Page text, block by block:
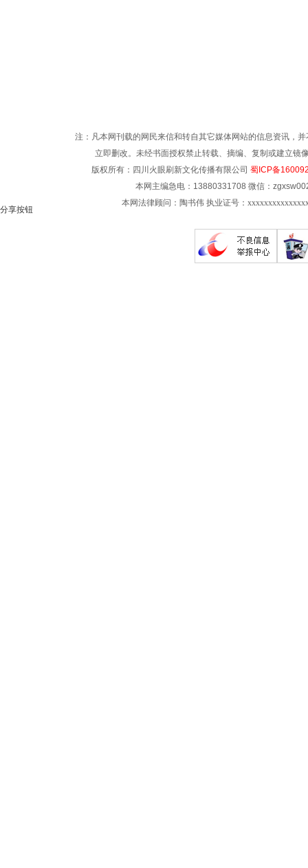
注：凡本网刊载的网民来信和转自其它媒体网站的信息资讯，
立即删改。未经书面授权禁止转载、摘编、复制或建立
版权所有：四川火眼刷新文化传播有限公司 蜀ICP备
本网主编急电：13880331708 微信：
本网法律顾问：陶书伟 执业证号：
分享按钮